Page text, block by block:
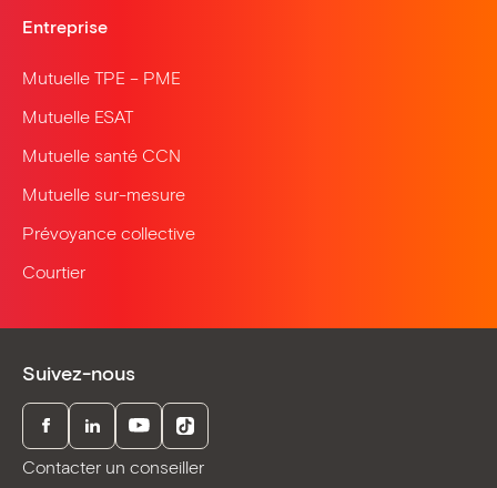
Entreprise
Mutuelle TPE – PME
Mutuelle ESAT
Mutuelle santé CCN
Mutuelle sur-mesure
Prévoyance collective
Courtier
Suivez-nous
FacebookLinkedInYoutubeTikTok
Contacter un conseiller